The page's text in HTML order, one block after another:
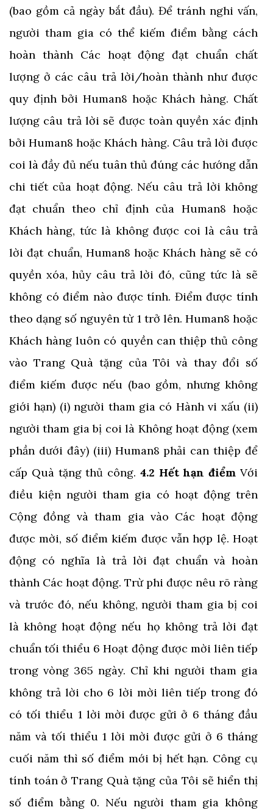
(bao gồm cả ngày bắt đầu). Để tránh nghi vấn,
người tham gia có thể kiếm điểm bằng cách
hoàn thành Các hoạt động đạt chuẩn chất
lượng ở các câu trả lời/hoàn thành như được
quy định bởi Human8 hoặc Khách hàng. Chất
lượng câu trả lời sẽ được toàn quyền xác định
bởi Human8 hoặc Khách hàng. Câu trả lời được
coi là đầy đủ nếu tuân thủ đúng các hướng dẫn
chi tiết của hoạt động. Nếu câu trả lời không
đạt chuẩn theo chỉ định của Human8 hoặc
Khách hàng, tức là không được coi là câu trả
lời đạt chuẩn, Human8 hoặc Khách hàng sẽ có
quyền xóa, hủy câu trả lời đó, cũng tức là sẽ
không có điểm nào được tính. Điểm được tính
theo dạng số nguyên từ 1 trở lên. Human8 hoặc
Khách hàng luôn có quyền can thiệp thủ công
vào Trang Quà tặng của Tôi và thay đổi số
điểm kiếm được nếu (bao gồm, nhưng không
giới hạn) (i) người tham gia có Hành vi xấu (ii)
người tham gia bị coi là Không hoạt động (xem
phần dưới đây) (iii) Human8 phải can thiệp để
cấp Quà tặng thủ công. 4.2 Hết hạn điểm Với
điều kiện người tham gia có hoạt động trên
Cộng đồng và tham gia vào Các hoạt động
được mời, số điểm kiếm được vẫn hợp lệ. Hoạt
động có nghĩa là trả lời đạt chuẩn và hoàn
thành Các hoạt động. Trừ phi được nêu rõ ràng
và trước đó, nếu không, người tham gia bị coi
là không hoạt động nếu họ không trả lời đạt
chuẩn tối thiểu 6 Hoạt động được mời liên tiếp
trong vòng 365 ngày. Chỉ khi người tham gia
không trả lời cho 6 lời mời liên tiếp trong đó
có tối thiểu 1 lời mời được gửi ở 6 tháng đầu
năm và tối thiểu 1 lời mời được gửi ở 6 tháng
cuối năm thì số điểm mới bị hết hạn. Công cụ
tính toán ở Trang Quà tặng của Tôi sẽ hiển thị
số điểm bằng 0. Nếu người tham gia không